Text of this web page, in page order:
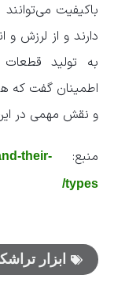
باکیفیت
دارند و از لرزش و
به تولید قطعات
اطمینان گفت که
و نقش مهمی در این
منبع: their-
types/
ابزار